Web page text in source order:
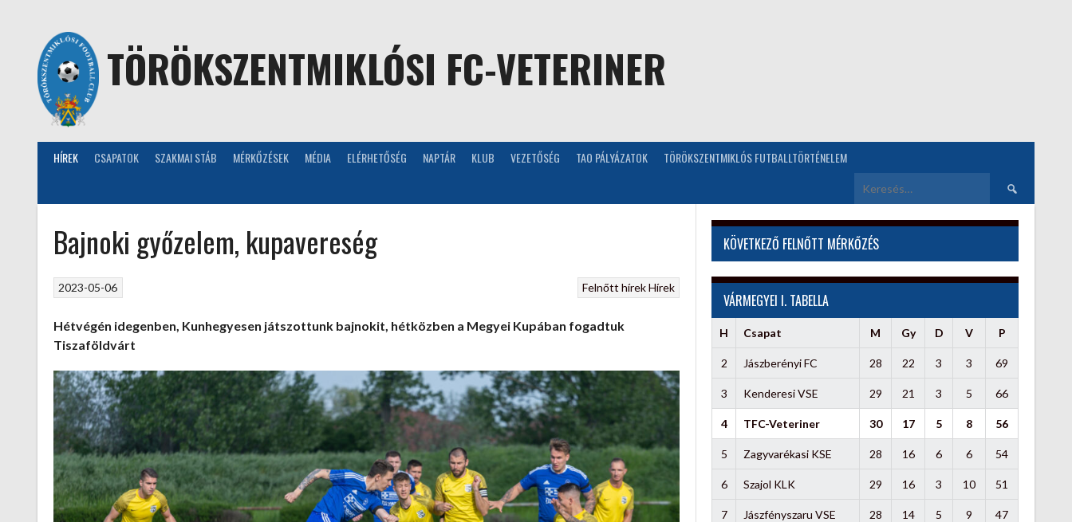
TÖRÖKSZENTMIKLÓSI FC-VETERINER
HÍREK CSAPATOK SZAKMAI STÁB MÉRKŐZÉSEK MÉDIA ELÉRHETŐSÉG NAPTÁR KLUB VEZETŐSÉG TAO PÁLYÁZATOK TÖRÖKSZENTMIKLÓS FUTBALLTÖRTÉNELEM
Keresés:
Bajnoki győzelem, kupavereség
Felnőtt hírekHírek
2023-05-06
Hétvégén idegenben, Kunhegyesen játszottunk bajnokit, hétközben a Megyei Kupában fogadtuk
Tiszaföldvárt
KÖVETKEZŐ FELNŐTT MÉRKŐZÉS
VÁRMEGYEI I. TABELLA
H Csapat M Gy D V P
2 Jászberényi FC 28 22 3 3 69
3 Kenderesi VSE 29 21 3 5 66
4 TFC-Veteriner 30 17 5 8 56
5 Zagyvarékasi KSE 28 16 6 6 54
6 Szajol KLK 29 16 3 10 51
7 Jászfényszaru VSE 28 14 5 9 47